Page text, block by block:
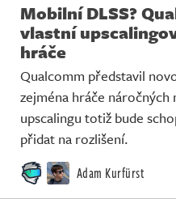
Mobilní DLSS?
vlastní
hráče
Qualcomm představil
zejména hráče
upscalingu totiž bude
přidat na rozlišení.
Adam Kurfürst